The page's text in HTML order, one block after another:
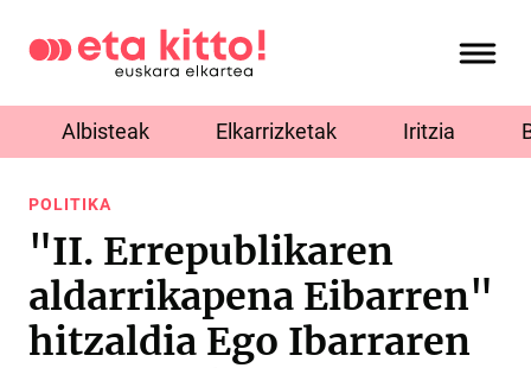
Albisteak Elkarrizketak Iritzia
POLITIKA
"II. Errepublikaren
aldarrikapena Eibarren"
hitzaldia Ego Ibarraren